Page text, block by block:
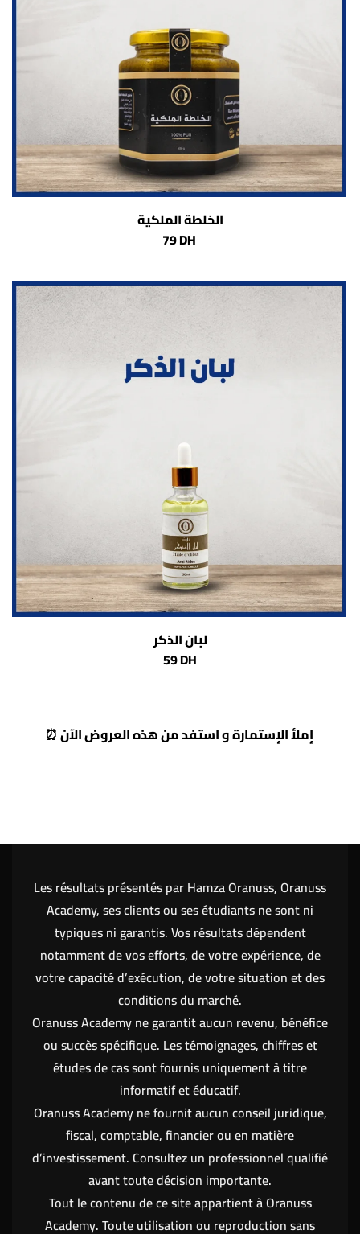
الخلطة الملكية
79 DH
لبان الذكر
59 DH
Les résultats présentés par Hamza Oranuss, Oranuss
Academy, ses clients ou ses étudiants ne sont ni
typiques ni garantis. Vos résultats dépendent
notamment de vos efforts, de votre expérience, de
votre capacité d’exécution, de votre situation et des
conditions du marché.
Oranuss Academy ne garantit aucun revenu, bénéfice
ou succès spécifique. Les témoignages, chiffres et
études de cas sont fournis uniquement à titre
informatif et éducatif.
Oranuss Academy ne fournit aucun conseil juridique,
fiscal, comptable, financier ou en matière
d’investissement. Consultez un professionnel qualifié
avant toute décision importante.
Tout le contenu de ce site appartient à Oranuss
Academy. Toute utilisation ou reproduction sans